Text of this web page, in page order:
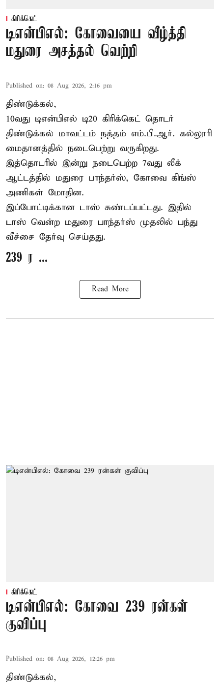
கிரிக்கெட்
டிஎன்பிஎல்: கோவையை வீழ்த்தி
மதுரை அசத்தல் வெற்றி
Published on: 08 Aug 2026, 2:16 pm
திண்டுக்கல்,
10வது டிஎன்பிஎல் டி20 கிரிக்கெட் தொடர்
திண்டுக்கல் மாவட்டம் நத்தம் எம்.பி.ஆர். கல்லூரி
மைதானத்தில் நடைபெற்று வருகிறது.
இத்தொடரில் இன்று நடைபெற்ற 7வது லீக்
ஆட்டத்தில் மதுரை பாந்தர்ஸ், கோவை கிங்ஸ்
அணிகள் மோதின.
இப்போட்டிக்கான டாஸ் சுண்டப்பட்டது. இதில்
டாஸ் வென்ற மதுரை பாந்தர்ஸ் முதலில் பந்து
வீச்சை தேர்வு செய்தது.
239 ர ...
Read More
கிரிக்கெட்
டிஎன்பிஎல்: கோவை 239 ரன்கள்
குவிப்பு
Published on: 08 Aug 2026, 12:26 pm
திண்டுக்கல்,